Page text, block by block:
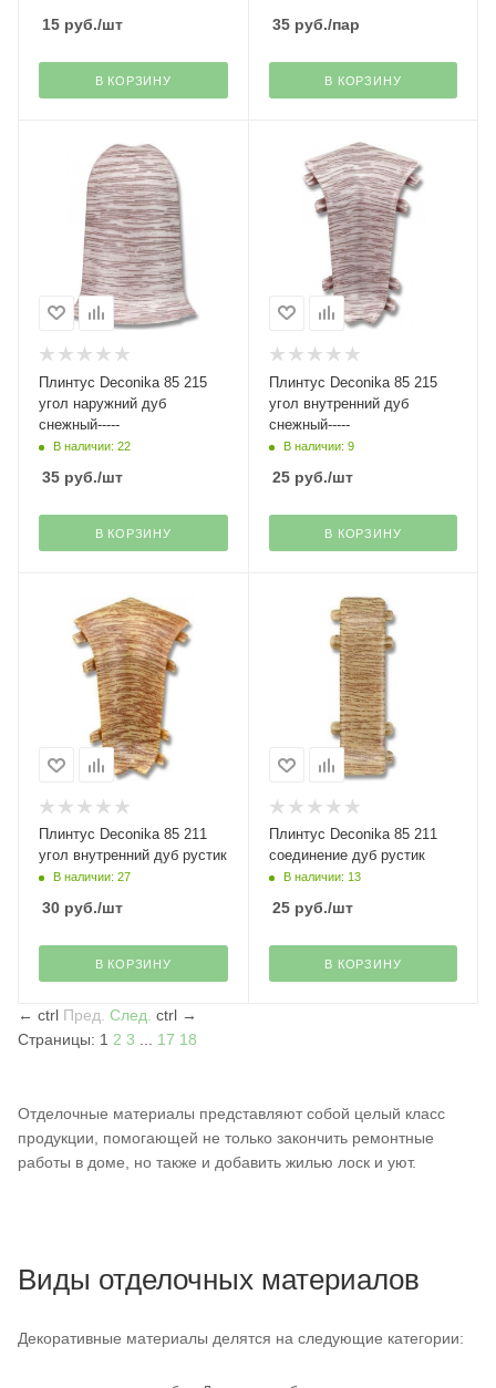
15 руб./шт
В КОРЗИНУ
35руб./пар
В КОРЗИНУ
Плинтус Deconika 85 215
угол наружний дуб
снежный-----
В наличии: 22
35 руб./шт
В КОРЗИНУ
Плинтус Deconika 85 215
угол внутренний дуб
снежный-----
В наличии: 9
25руб./шт
В КОРЗИНУ
Плинтус Deconika 85 211
угол внутренний дуб рустик
В наличии: 27
30 руб./шт
В КОРЗИНУ
Плинтус Deconika 85 211
соединение дуб рустик
В наличии: 13
25руб./шт
В КОРЗИНУ
← ctrl Пред. След. ctrl →
Страницы: 1 2 3 17 18
Отделочные материалы представляют собой целый класс
продукции, помогающей не только закончить ремонтные
работы в доме, но также и добавить жилью лоск и уют.
Виды отделочных материалов
Декоративные материалы делятся на следующие категории: